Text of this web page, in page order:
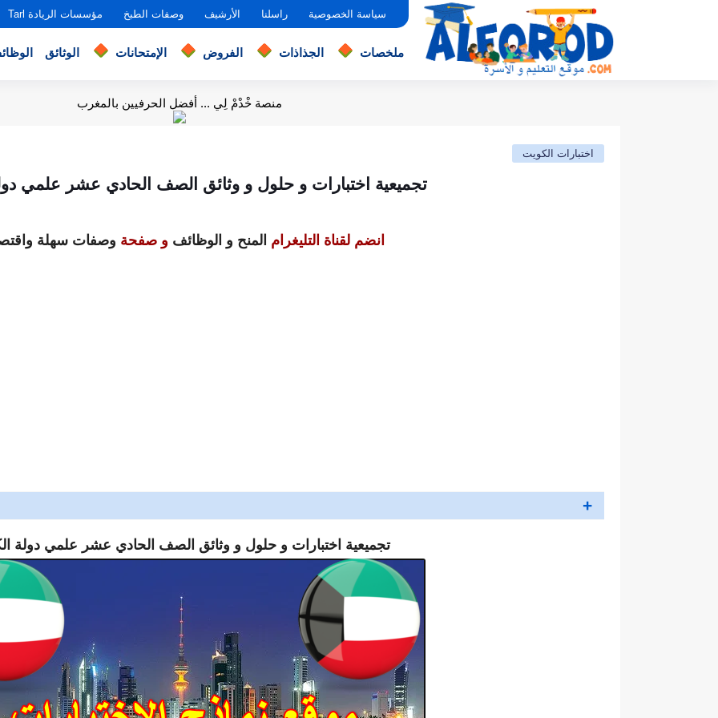
سياسة الخصوصية راسلنا الأرشيف وصفات الطبخ مؤسسات الريادة Tarl
ملخصات الجذاذات الفروض الإمتحانات الوثائق
منصة خْدْمْ لِي ... أفضل الحرفيين بالمغرب
اختبارات الكويت
تجميعية اختبارات و حلول و وثائق الصف الحادي عشر علمي
انضم لقناة التليغرام المنح و الوظائف و صفحة وصفات سهلة
تجميعية اختبارات و حلول و وثائق الصف الحادي عشر علمي دولة